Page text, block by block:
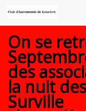
On se
des
la nuit
Surville